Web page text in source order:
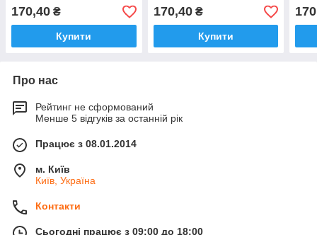
170,40 ₴
Купити
170,40₴
Купити
Про нас
Рейтинг не сформований
Менше 5 відгуків за останній рік
Працює з 08.01.2014
м. Київ
Київ, Україна
Контакти
Сьогодні працює з 09:00 до 18:00